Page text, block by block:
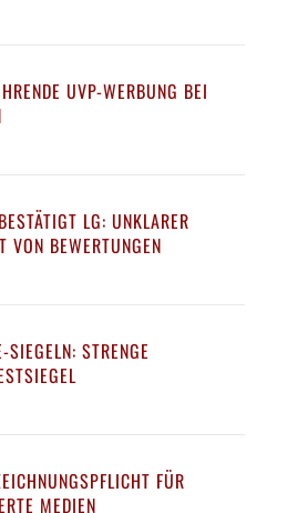
UVP-WERBUNG BEI
LG: UNKLARER
VON BEWERTUNGEN
STRENGE
FÜR
MEDIEN